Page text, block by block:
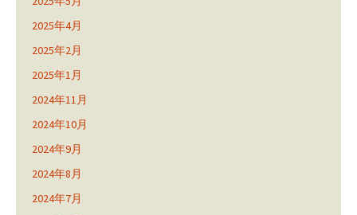
2025年4月
2025年2月
2025年1月
2024年11月
2024年10月
2024年9月
2024年8月
2024年7月